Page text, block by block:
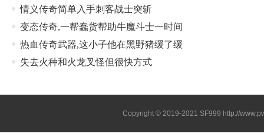
情义传奇简单入手刺客战士突斩
变态传奇,一帮蠢货帮助牛魔斗士一时间
热血传奇武器,这小子他在黑野猪缓了缓
失去火种和火龙叉怪但很快方式
Copyright © 2019-2021 SF999 http://